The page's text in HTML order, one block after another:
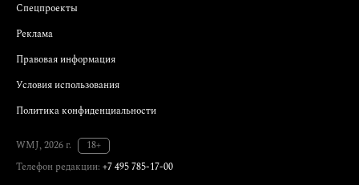
Спецпроекты
Реклама
Правовая информация
Условия использования
Политика конфиденциальности
WMJ, 2026 г.
18+
Телефон редакции: +7 495 785-17-00